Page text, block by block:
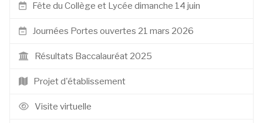
Fête du Collège et Lycée dimanche 14 juin
Journées Portes ouvertes 21 mars 2026
Résultats Baccalauréat 2025
Projet d'établissement
Visite virtuelle